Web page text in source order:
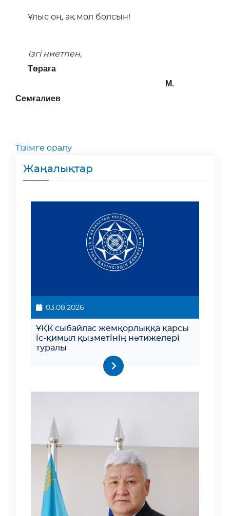
Жаңалықтар
03.08.2026
ҰҚК сыбайлас жемқорлыққа қарсы
іс-қимыл қызметінің нәтижелері
туралы
Ұлыс оң, ақ мол болсын!
Ізгі ниетпен,
Төраға
М.
Семғалиев
Тізімге оралу